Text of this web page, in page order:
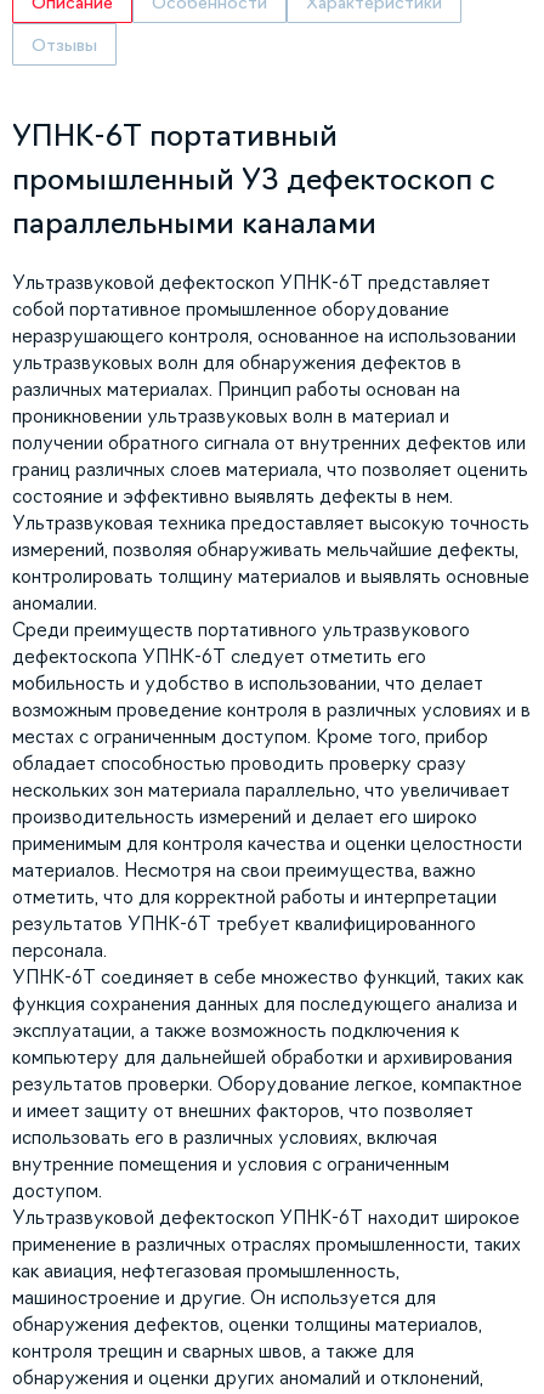
Отзывы
УПНК-6Т портативный
промышленный УЗ дефектоскоп с
параллельными каналами
Ультразвуковой дефектоскоп УПНК-6Т представляет
собой портативное промышленное оборудование
неразрушающего контроля, основанное на использовании
ультразвуковых волн для обнаружения дефектов в
различных материалах. Принцип работы основан на
проникновении ультразвуковых волн в материал и
получении обратного сигнала от внутренних дефектов или
границ различных слоев материала, что позволяет оценить
состояние и эффективно выявлять дефекты в нем.
Ультразвуковая техника предоставляет высокую точность
измерений, позволяя обнаруживать мельчайшие дефекты,
контролировать толщину материалов и выявлять основные
аномалии.
Среди преимуществ портативного ультразвукового
дефектоскопа УПНК-6Т следует отметить его
мобильность и удобство в использовании, что делает
возможным проведение контроля в различных условиях и в
местах с ограниченным доступом. Кроме того, прибор
обладает способностью проводить проверку сразу
нескольких зон материала параллельно, что увеличивает
производительность измерений и делает его широко
применимым для контроля качества и оценки целостности
материалов. Несмотря на свои преимущества, важно
отметить, что для корректной работы и интерпретации
результатов УПНК-6Т требует квалифицированного
персонала.
УПНК-6Т соединяет в себе множество функций, таких как
функция сохранения данных для последующего анализа и
эксплуатации, а также возможность подключения к
компьютеру для дальнейшей обработки и архивирования
результатов проверки. Оборудование легкое, компактное
и имеет защиту от внешних факторов, что позволяет
использовать его в различных условиях, включая
внутренние помещения и условия с ограниченным
доступом.
Ультразвуковой дефектоскоп УПНК-6Т находит широкое
применение в различных отраслях промышленности, таких
как авиация, нефтегазовая промышленность,
машиностроение и другие. Он используется для
обнаружения дефектов, оценки толщины материалов,
контроля трещин и сварных швов, а также для
обнаружения и оценки других аномалий и отклонений,